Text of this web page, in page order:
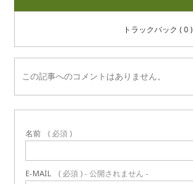
トラックバック ( 0 )
この記事へのコメントはありません。
名前 ( 必須 )
E-MAIL ( 必須 ) - 公開されません -